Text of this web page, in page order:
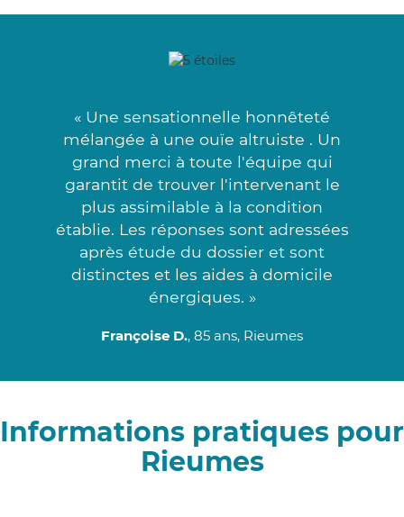
« Une sensationnelle honnêteté
mélangée à une ouïe altruiste . Un
grand merci à toute l'équipe qui
garantit de trouver l'intervenant le
plus assimilable à la condition
établie. Les réponses sont adressées
après étude du dossier et sont
distinctes et les aides à domicile
énergiques. »
Françoise D., 85 ans, Rieumes
Informations pratiques pour
Rieumes